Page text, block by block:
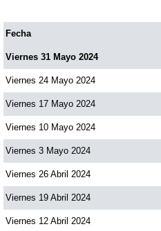
Fecha
Viernes 31 Mayo 2024
Viernes 24 Mayo 2024
Viernes 17 Mayo 2024
Viernes 10 Mayo 2024
Viernes 3 Mayo 2024
Viernes 26 Abril 2024
Viernes 19 Abril 2024
Viernes 12 Abril 2024